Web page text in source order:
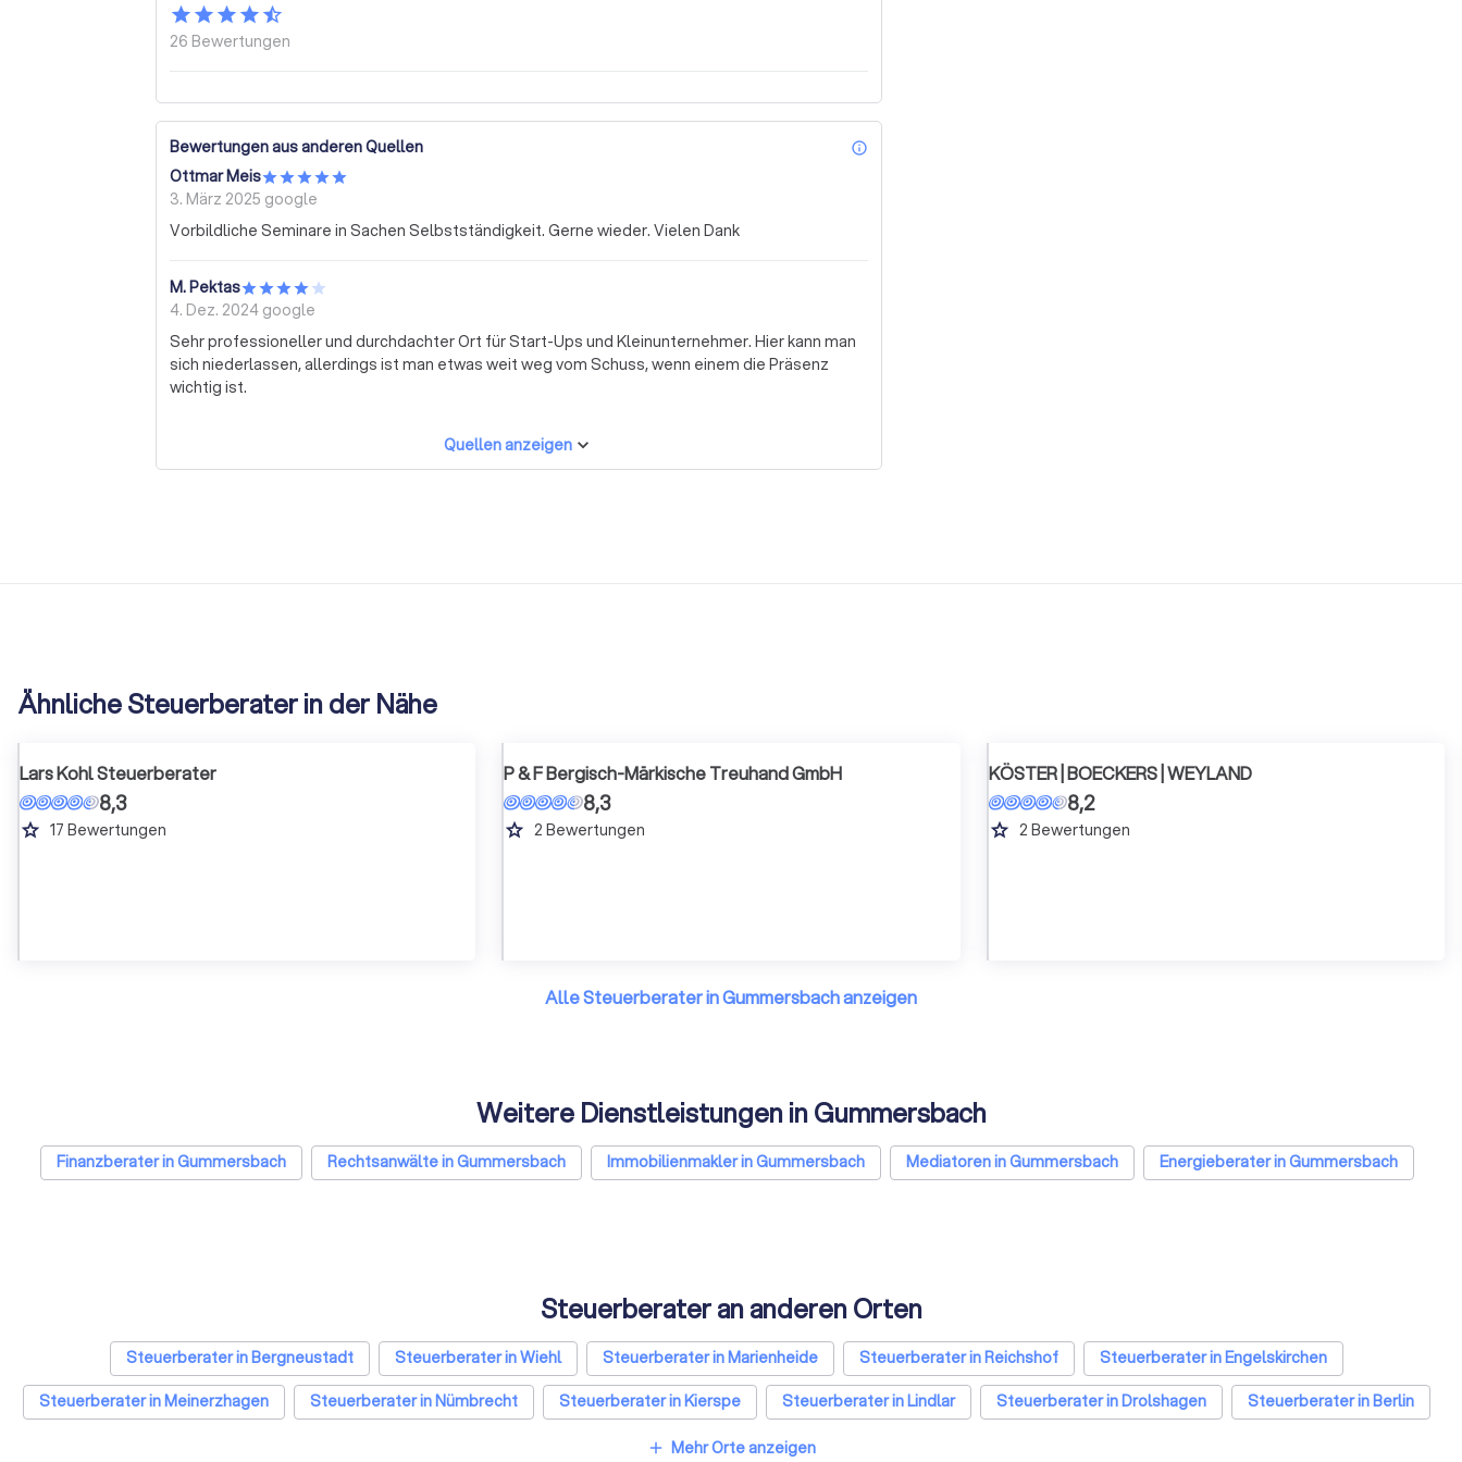
26 Bewertungen
Bewertungen aus anderen Quellen info_outline
Ottmar Meis
3. März 2025 google
Vorbildliche Seminare in Sachen Selbstständigkeit. Gerne wieder. Vielen Dank
M. Pektas
4. Dez. 2024 google
Sehr professioneller und durchdachter Ort für Start-Ups und Kleinunternehmer. Hier kann man
sich niederlassen, allerdings ist man etwas weit weg vom Schuss, wenn einem die Präsenz
wichtig ist.
Quellen anzeigen
Ähnliche Steuerberater in der Nähe
Lars Kohl Steuerberater
8,3
grade 17 Bewertungen
P & F Bergisch-Märkische Treuhand GmbH
8,3
grade 2 Bewertungen
KÖSTER | BOECKERS | WEYLAND
8,2
grade 2 Bewertungen
Alle Steuerberater in Gummersbach anzeigen
Weitere Dienstleistungen in Gummersbach
Finanzberater in Gummersbach Rechtsanwälte in Gummersbach Immobilienmakler in Gummersbach Mediatoren in Gummersbach Energieberater in Gummersbach
Steuerberater an anderen Orten
Steuerberater in Bergneustadt Steuerberater in Wiehl Steuerberater in Marienheide Steuerberater in Reichshof
Steuerberater in Engelskirchen
Steuerberater in Meinerzhagen
Steuerberater in Nümbrecht Steuerberater in Kierspe Steuerberater in Lindlar Steuerberater in Drolshagen
Steuerberater in Berlin
Steuerberater in Köln Steuerberater in Frankfurt am Main
add Mehr Orte anzeigen